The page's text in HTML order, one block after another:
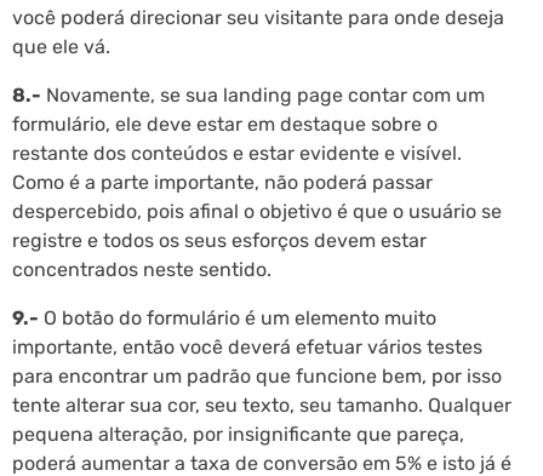
você poderá direcionar seu visitante para onde deseja
que ele vá.
8.- Novamente, se sua landing page contar com um
formulário, ele deve estar em destaque sobre o
restante dos conteúdos e estar evidente e visível.
Como é a parte importante, não poderá passar
despercebido, pois afinal o objetivo é que o usuário se
registre e todos os seus esforços devem estar
concentrados neste sentido.
9.- O botão do formulário é um elemento muito
importante, então você deverá efetuar vários testes
para encontrar um padrão que funcione bem, por isso
tente alterar sua cor, seu texto, seu tamanho. Qualquer
pequena alteração, por insignificante que pareça,
poderá aumentar a taxa de conversão em 5% e isto já é